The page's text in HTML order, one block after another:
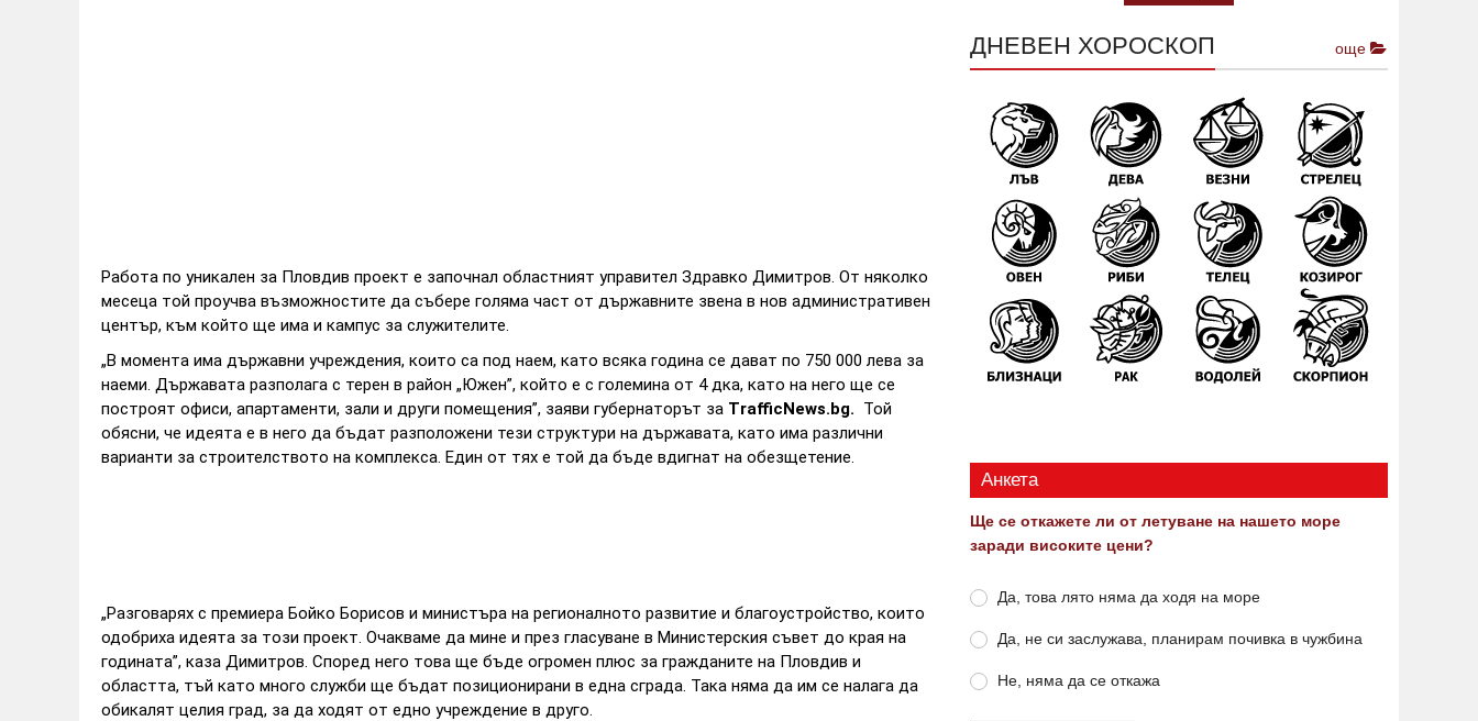
Работа по уникален за Пловдив проект е започнал областният управител Здравко Димитров. От няколко
месеца той проучва възможностите да събере голяма част от държавните звена в нов административен
център, към който ще има и кампус за служителите.
„В момента има държавни учреждения, които са под наем, като всяка година се дават по 750 000 лева за
наеми. Държавата разполага с терен в район „Южен”, който е с големина от 4 дка, като на него ще се
построят офиси, апартаменти, зали и други помещения”, заяви губернаторът за TrafficNews.bg. Той
обясни, че идеята е в него да бъдат разположени тези структури на държавата, като има различни
варианти за строителството на комплекса. Един от тях е той да бъде вдигнат на обезщетение.
„Разговарях с премиера Бойко Борисов и министъра на регионалното развитие и благоустройство, които
одобриха идеята за този проект. Очакваме да мине и през гласуване в Министерския съвет до края на
годината”, каза Димитров. Според него това ще бъде огромен плюс за гражданите на Пловдив и
областта, тъй като много служби ще бъдат позиционирани в една сграда. Така няма да им се налага да
обикалят целия град, за да ходят от едно учреждение в друго.
ДНЕВЕН ХОРОСКОП още
Анкета
Ще се откажете ли от летуване на нашето море
заради високите цени?
Да, това лято няма да ходя на море
Да, не си заслужава, планирам почивка в чужбина
Не, няма да се откажа